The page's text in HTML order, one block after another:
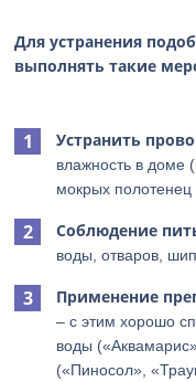
Для устранения
выполнять такие
Устранить
влажность в доме
мокрых полотенец
Соблюдение
воды, отваров,
Применение
– с этим хорошо
воды
(«Пиносол»,